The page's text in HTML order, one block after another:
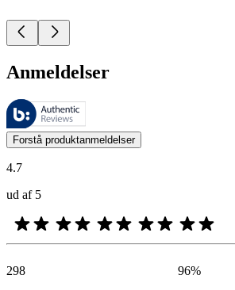
Anmeldelser
Disse anmeldelser administreres af
Kundernes meninger i form af produkt- og
Forstå produktanmeldelser
4.7
ud af 5
298
96%